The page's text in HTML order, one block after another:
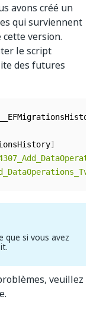
avons créé un
qui surviennent
version.
le script
des futures
__EFMigrationsHistory
]
que si vous avez
veuillez